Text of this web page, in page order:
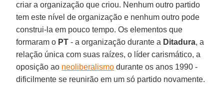
criar a organização que criou. Nenhum outro partido
tem este nível de organização e nenhum outro pode
construi-la em pouco tempo. Os elementos que
formaram o PT - a organização durante a Ditadura, a
relação única com suas raízes, o líder carismático, a
oposição ao neoliberalismo durante os anos 1990 -
dificilmente se reunirão em um só partido novamente.